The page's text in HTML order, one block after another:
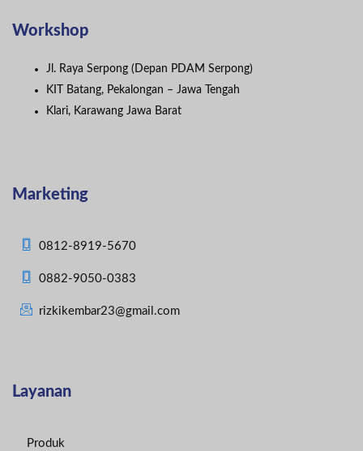
Workshop
Jl. Raya Serpong (Depan PDAM Serpong)
KIT Batang, Pekalongan – Jawa Tengah
Klari, Karawang Jawa Barat
Marketing
0812-8919-5670
0882-9050-0383
rizkikembar23@gmail.com
Layanan
Produk